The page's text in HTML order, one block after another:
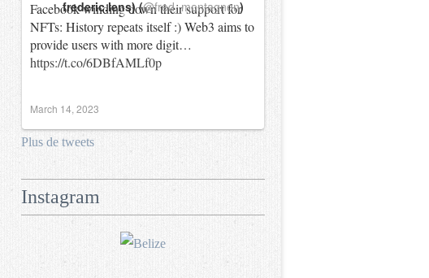
Facebook winding down their support for
NFTs: History repeats itself :) Web3 aims to
provide users with more digit…
https://t.co/6DBfAMLf0p
frederic.lens) (@fred_montagnon)
March 14, 2023
Plus de tweets
Instagram